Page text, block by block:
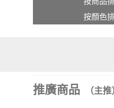
按顏色
推廣商品 （主推